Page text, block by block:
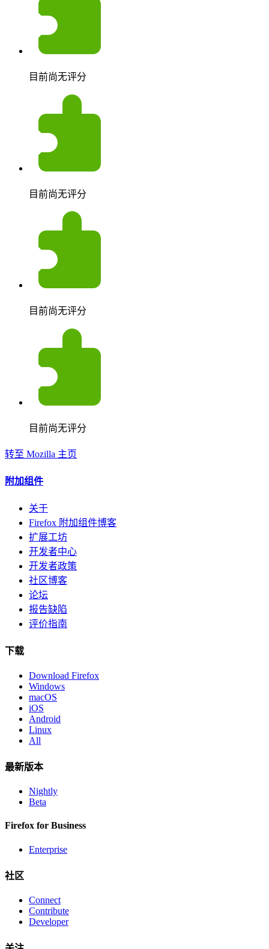
目前尚无评分
目前尚无评分
目前尚无评分
目前尚无评分
转至 Mozilla 主页
附加组件
关于
Firefox 附加组件博客
扩展工坊
开发者中心
开发者政策
社区博客
论坛
报告缺陷
评价指南
下载
Download Firefox
Windows
macOS
iOS
Android
Linux
All
最新版本
Nightly
Beta
Firefox for Business
Enterprise
社区
Connect
Contribute
Developer